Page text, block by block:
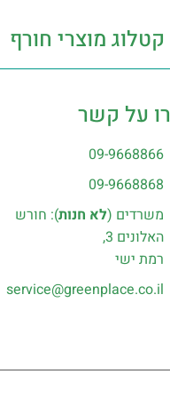
קטלוג מוצרי חורף
על קשר
09-9668866
09-9668868
משרדים (לא חנות): חורש
האלונים 3,
רמת ישי
service@greenplace.co.il